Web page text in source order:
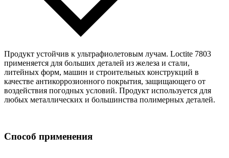
Продукт устойчив к ультрафиолетовым лучам. Loctite 7803
применяется для больших деталей из железа и стали,
литейных форм, машин и строительных конструкций в
качестве антикоррозионного покрытия, защищающего от
воздействия погодных условий. Продукт используется для
любых металлических и большинства полимерных деталей.
Способ применения